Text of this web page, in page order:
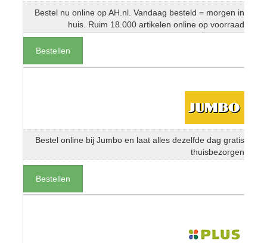
Bestel nu online op AH.nl. Vandaag besteld = morgen in
huis. Ruim 18.000 artikelen online op voorraad
Bestellen
Bestel online bij Jumbo en laat alles dezelfde dag gratis
thuisbezorgen
Bestellen